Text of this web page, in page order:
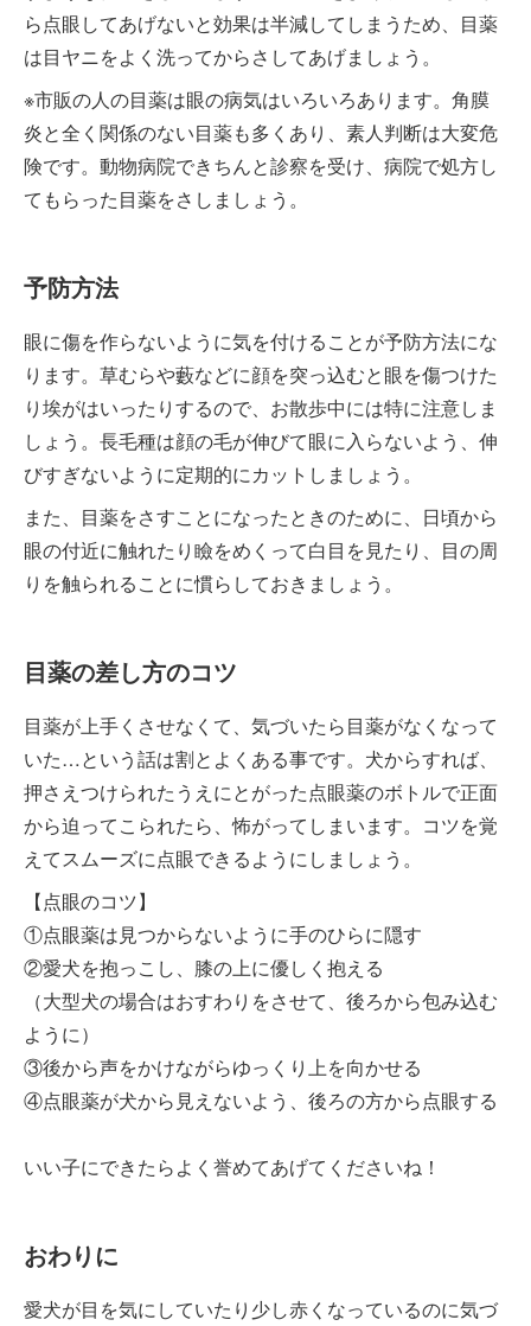
ら点眼してあげないと効果は半減してしまうため、目薬
は目ヤニをよく洗ってからさしてあげましょう。
※市販の人の目薬は眼の病気はいろいろあります。角膜
炎と全く関係のない目薬も多くあり、素人判断は大変危
険です。動物病院できちんと診察を受け、病院で処方し
てもらった目薬をさしましょう。
予防方法
眼に傷を作らないように気を付けることが予防方法にな
ります。草むらや藪などに顔を突っ込むと眼を傷つけた
り埃がはいったりするので、お散歩中には特に注意しま
しょう。長毛種は顔の毛が伸びて眼に入らないよう、伸
びすぎないように定期的にカットしましょう。
また、目薬をさすことになったときのために、日頃から
眼の付近に触れたり瞼をめくって白目を見たり、目の周
りを触られることに慣らしておきましょう。
目薬の差し方のコツ
目薬が上手くさせなくて、気づいたら目薬がなくなって
いた…という話は割とよくある事です。犬からすれば、
押さえつけられたうえにとがった点眼薬のボトルで正面
から迫ってこられたら、怖がってしまいます。コツを覚
えてスムーズに点眼できるようにしましょう。
【点眼のコツ】
①点眼薬は見つからないように手のひらに隠す
②愛犬を抱っこし、膝の上に優しく抱える
（大型犬の場合はおすわりをさせて、後ろから包み込む
ように）
③後から声をかけながらゆっくり上を向かせる
④点眼薬が犬から見えないよう、後ろの方から点眼する
いい子にできたらよく誉めてあげてくださいね！
おわりに
愛犬が目を気にしていたり少し赤くなっているのに気づ